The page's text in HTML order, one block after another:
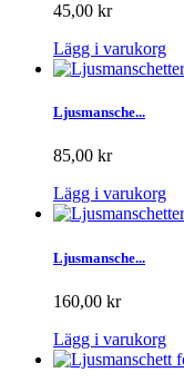
45,00 kr
Lägg i varukorg
Ljusmansche...
85,00 kr
Lägg i varukorg
Ljusmansche...
160,00 kr
Lägg i varukorg